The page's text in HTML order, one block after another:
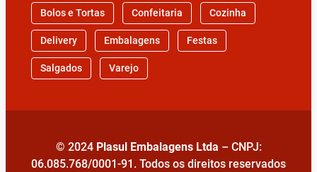
Bolos e Tortas Confeitaria Cozinha
Delivery Embalagens Festas
Salgados Varejo
© 2024 Plasul Embalagens Ltda – CNPJ:
06.085.768/0001-91. Todos os direitos reservados